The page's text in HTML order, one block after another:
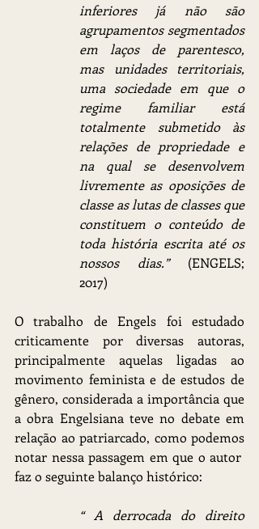
inferiores já não são
agrupamentos segmentados
em laços de parentesco,
mas unidades territoriais,
uma sociedade em que o
regime familiar está
totalmente submetido às
relações de propriedade e
na qual se desenvolvem
livremente as oposições de
classe as lutas de classes que
constituem o conteúdo de
toda história escrita até os
nossos dias.” (ENGELS;
2017)
O trabalho de Engels foi estudado
criticamente por diversas autoras,
principalmente aquelas ligadas ao
movimento feminista e de estudos de
gênero, considerada a importância que
a obra Engelsiana teve no debate em
relação ao patriarcado, como podemos
notar nessa passagem em que o autor
faz o seguinte balanço histórico:
“ A derrocada do direito